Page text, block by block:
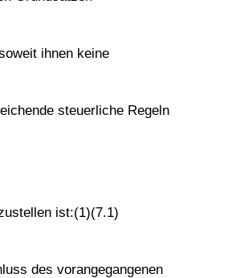
ihnen keine
steuerliche Regeln
ist:(1)(7.1)
des vorangegangenen